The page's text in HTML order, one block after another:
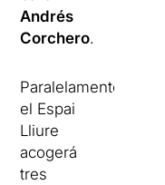
Andrés
Corchero.
Paralelamente
el Espai
Lliure
acogerá
tres